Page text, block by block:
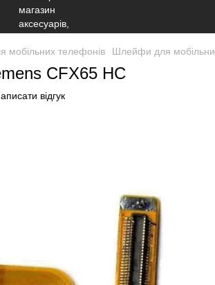
мобільних телефонів Шлейфи для
CFX65 HC
відгук